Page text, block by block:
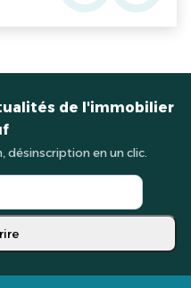
de l'immobilier
désinscription en un clic.